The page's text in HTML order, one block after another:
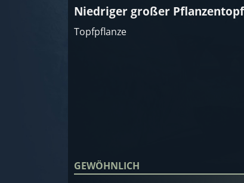
Niedriger großer Pflanzentopf
Topfpflanze
GEWÖHNLICH